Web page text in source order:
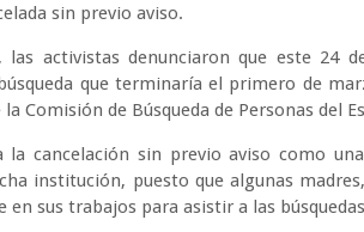
sin previo aviso.
las activistas denunciaron que este 24
que terminaría el primero de
Comisión de Búsqueda de Personas del
la cancelación sin previo aviso como
institución, puesto que algunas
en sus trabajos para asistir a las